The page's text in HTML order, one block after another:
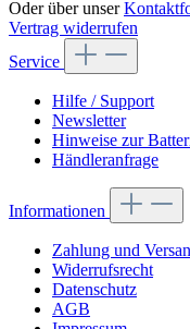
Oder über unser
Vertrag widerrufen
Service
Hilfe / Support
Newsletter
Hinweise zur
Händleranfrage
Informationen
Zahlung und
Widerrufsrecht
Datenschutz
AGB